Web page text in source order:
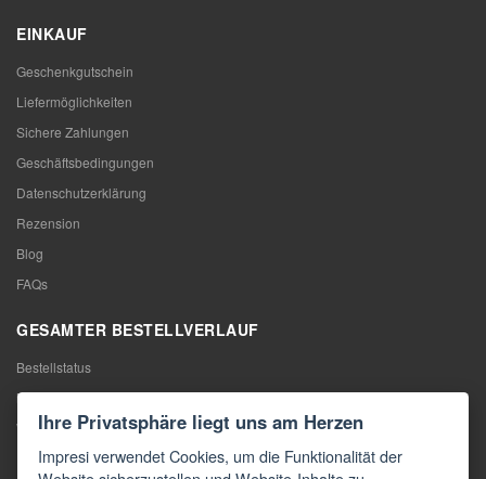
EINKAUF
Geschenkgutschein
Liefermöglichkeiten
Sichere Zahlungen
Geschäftsbedingungen
Datenschutzerklärung
Rezension
Blog
FAQs
GESAMTER BESTELLVERLAUF
Bestellstatus
Meine Bestellung
Warentausch
Rücktritt vom Vertrag
Ihre Privatsphäre liegt uns am Herzen
Impresi verwendet Cookies, um die Funktionalität der